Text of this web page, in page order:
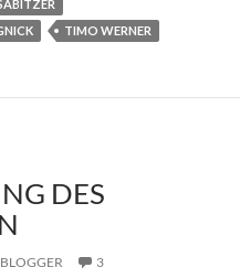
TIMO WERNER
DES
3